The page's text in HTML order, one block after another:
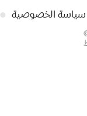
● سياسة الخصوصية